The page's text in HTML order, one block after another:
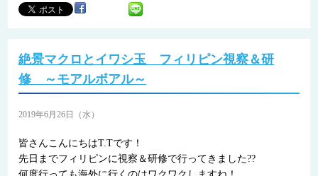
絶景マクロとイワシ玉 フィリピン視察＆研
修 ～モアルボアル～
2019年6月26日（水）
皆さんこんにちはT.Tです！
先日までフィリピンに視察＆研修で行ってきました??